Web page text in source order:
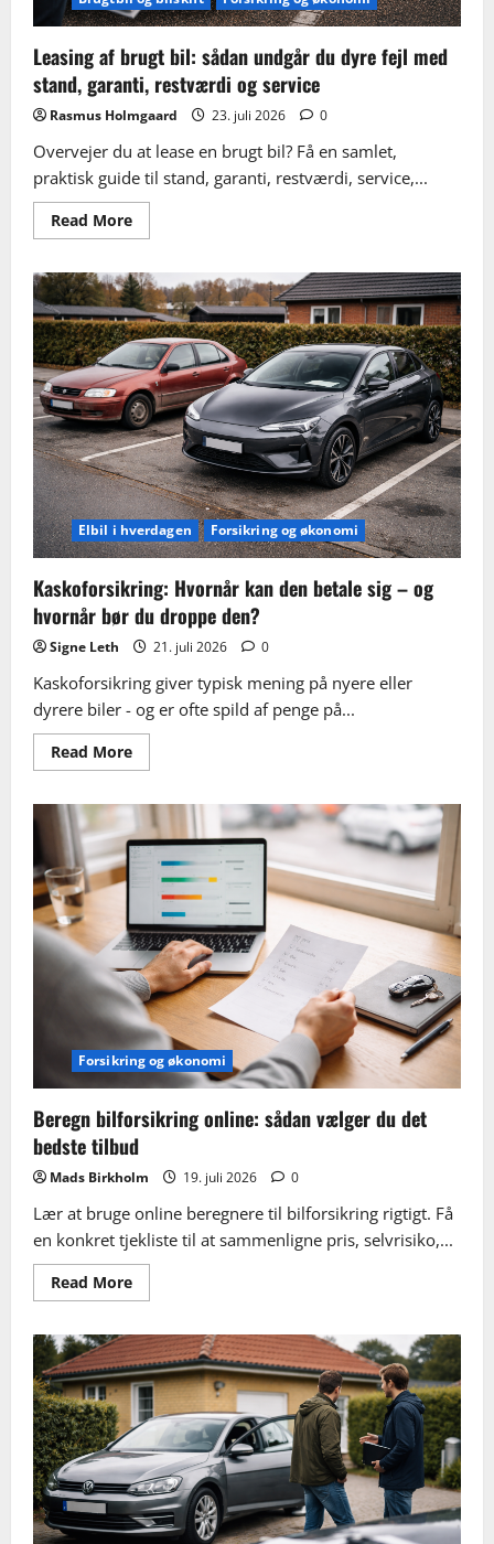
Leasing af brugt bil: sådan undgår du dyre fejl med
stand, garanti, restværdi og service
Rasmus Holmgaard 23. juli 2026 0
Overvejer du at lease en brugt bil? Få en samlet,
praktisk guide til stand, garanti, restværdi, service,...
Read MoreRead
more
af
brugt
bil:
sådan
undgår
du
dyre
fejl
med
stand,
garanti,
restværdi
og
service
Elbil i hverdagen Forsikring og økonomi
Kaskoforsikring: Hvornår kan den betale sig – og
hvornår bør du droppe den?
Signe Leth 21. juli 2026 0
Kaskoforsikring giver typisk mening på nyere eller
dyrere biler - og er ofte spild af penge på...
Read MoreRead
more
Hvornår
kan
den
betale
–
hvornår
bør
du
droppe
den?
Forsikring og økonomi
Beregn bilforsikring online: sådan vælger du det
bedste tilbud
Mads Birkholm 19. juli 2026 0
Lær at bruge online beregnere til bilforsikring rigtigt. Få
en konkret tjekliste til at sammenligne pris, selvrisiko,...
Read MoreRead
more
bilforsikring
online:
sådan
vælger
du
det
bedste
tilbud